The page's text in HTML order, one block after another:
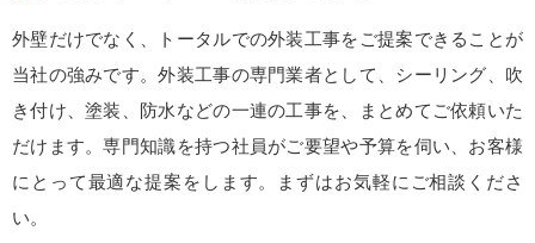
外壁だけでなく、トータルでの外装工事をご提案できることが
当社の強みです。外装工事の専門業者として、シーリング、吹
き付け、塗装、防水などの一連の工事を、まとめてご依頼いた
だけます。専門知識を持つ社員がご要望や予算を伺い、お客様
にとって最適な提案をします。まずはお気軽にご相談くださ
い。